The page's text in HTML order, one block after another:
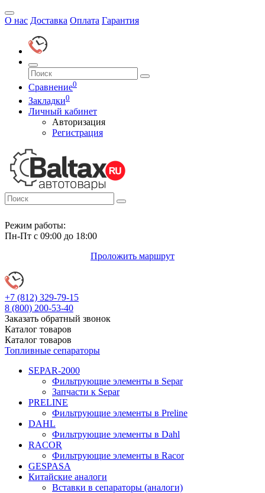
О нас Доставка Оплата Гарантия
Сравнение0
Закладки0
Личный кабинет
Авторизация
Регистрация
Режим работы:
Пн-Пт с 09:00 до 18:00
Проложить маршрут
+7 (812) 329-79-15
8 (800) 200-53-40
Заказать обратный звонок
Каталог товаров
Каталог товаров
Топливные сепараторы
SEPAR-2000
Фильтрующие элементы в Separ
Запчасти к Separ
PRELINE
Фильтрующие элементы в Preline
DAHL
Фильтрующие элементы в Dahl
RACOR
Фильтрующие элементы в Racor
GESPASA
Китайские аналоги
Вставки в сепараторы (аналоги)